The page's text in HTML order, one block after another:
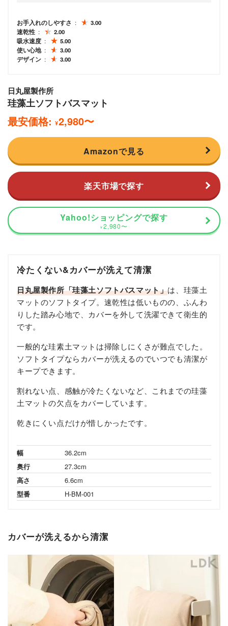
お手入れのしやすさ
3.00
速乾性
2.00
吸水速度
5.00
使い心地
3.00
デザイン
3.00
日丸屋製作所
珪藻土ソフトバスマット
最安価格: ¥2,980〜
Amazonで見る
楽天市場で探す
Yahoo!ショッピングで探す
¥ 2,980〜
冷たくない&カバーが洗えて清潔
日丸屋製作所「珪藻土ソフトバスマット」は、珪藻土
マットのソフトタイプ。速乾性は低いものの、ふんわ
りした踏み心地で、カバーを外して洗濯できて衛生的
です。
一般的な珪素土マットは掃除しにくさが難点でした。
ソフトタイプならカバーが洗えるのでいつでも清潔が
キープできます。
割れない点、感触が冷たくないなど、これまでの珪藻
土マットの欠点をカバーしています。
乾きにくい点だけが惜しかったです。
幅
36.2cm
奥行
27.3cm
高さ
6.6cm
型番
H-BM-001
カバーが洗えるから清潔